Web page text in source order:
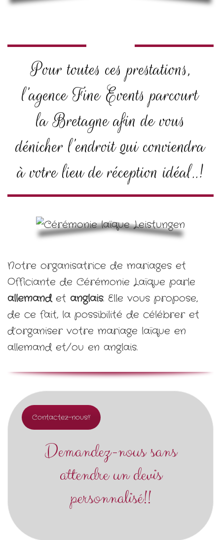
Pour toutes ces prestations,
l’agence Fine Events parcourt
la Bretagne afin de vous
dénicher l’endroit qui conviendra
à votre lieu de réception idéal..!
Notre organisatrice de mariages et
Officiante de Cérémonie Laïque parle
allemand et anglais. Elle vous propose,
de ce fait, la possibilité de célébrer et
d’organiser votre mariage laïque en
allemand et/ou en anglais.
Contactez-nous!!
Demandez-nous sans
attendre un devis
personnalisé!!